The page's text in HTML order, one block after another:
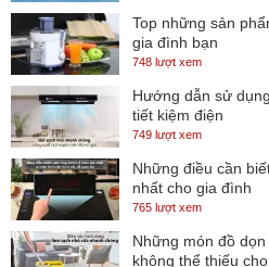
tích vừa và rộng.
- Chân đếkim loạithiết kế hình chữ
củativigiúp đặt thiết bị thăng bằng
ra thì bạn có thể sắp đặt theo kiểu
phòng thêm rộng rãi.
* Hình ảnh chỉ mang tính chất minh
Công nghệ hình ảnh
Top những sản
gia đình bạn
748 lượt xem
Hướng dẫn sử
tiết kiệm điện
749 lượt xem
Những điều cần
nhất cho gia đình
765 lượt xem
Những món đồ
không thể thiếu